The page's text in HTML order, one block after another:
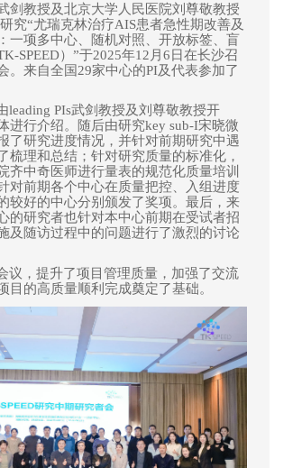
剑教授及北京大学人民医院刘尊敬教授
究“尤瑞克林治疗AIS患者急性期改善及
一项多中心、随机对照、开放标签、盲
SPEED）”于2025年12月6日在长沙召
。 来自全国29家中心的PI及代表参加了
leading PIs武剑教授及刘尊敬教授开
进行介绍。随后由研究key sub-I宋晓微
了研究进度情况，并针对前期研究中遇
梳理和总结；针对研究质量的标准化，
齐中奇医师进行量表的规范化质量培训
对前期各个中心在质量把控、入组进度
较好的中心分别颁发了奖项。最后， 来
的研究者也针对本中心前期在受试者招
及随访过程中的问题进行了激烈的讨论
议，提升了项目管理质量，加强了交流
目的高质量顺利完成奠定了基础。